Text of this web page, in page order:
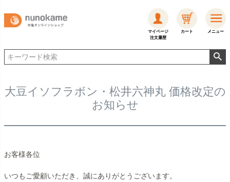
マイページ
注文履歴
カート メニュー
大豆イソフラボン・松井六神丸 価格改定の
お知らせ
お客様各位
いつもご愛顧いただき、誠にありがとうございます。